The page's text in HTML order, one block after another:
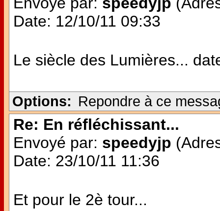
Date: 12/10/11 09:33
Le siècle des Lumières...
Options: Repondre à ce
Re: En réfléchissant...
Envoyé par: speedyjp
Date: 23/10/11 11:36
Et pour le 2è tour...